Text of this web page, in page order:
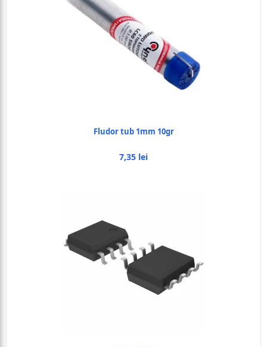
Fludor tub 1mm 10gr
7,35 lei